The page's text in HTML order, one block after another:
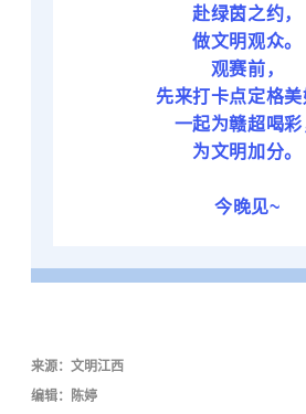
赴绿茵之约，
做文明观众。
观赛前，
先来打卡点定格美
一起为赣超喝彩
为文明加分。
今晚见~
来源：文明江西
编辑：陈婷